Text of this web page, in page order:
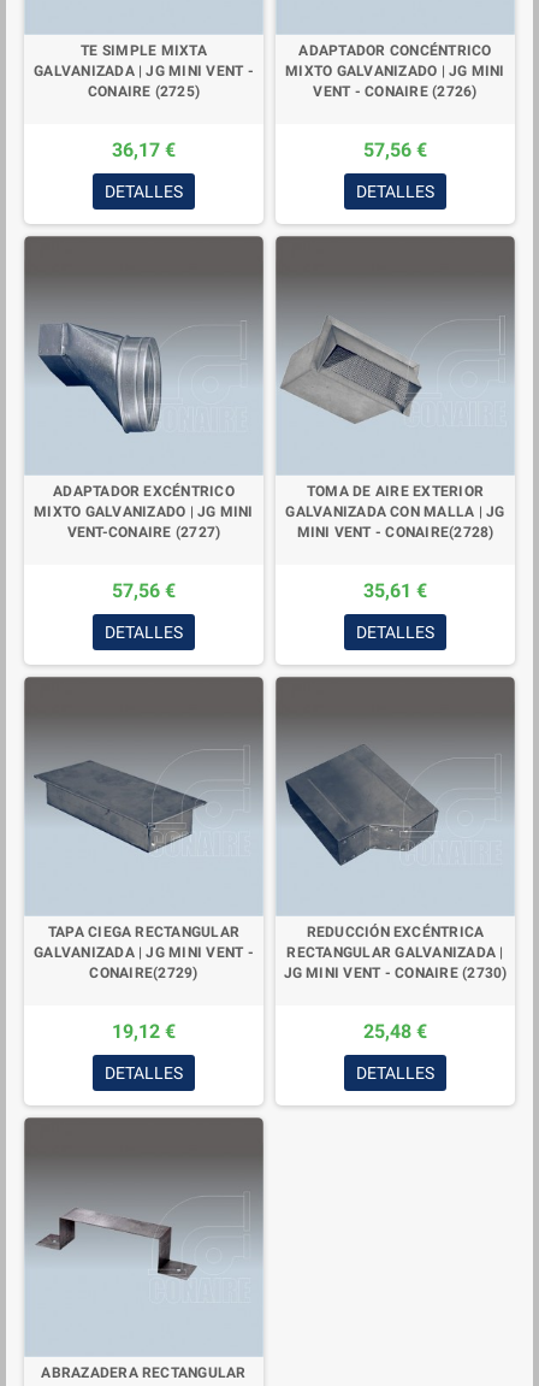
TE SIMPLE MIXTA
GALVANIZADA | JG MINI VENT -
CONAIRE (2725)
36,17 €
DETALLES
ADAPTADOR CONCÉNTRICO
MIXTO GALVANIZADO | JG MINI
VENT - CONAIRE (2726)
57,56 €
DETALLES
ADAPTADOR EXCÉNTRICO
MIXTO GALVANIZADO | JG MINI
VENT-CONAIRE (2727)
57,56 €
DETALLES
TOMA DE AIRE EXTERIOR
GALVANIZADA CON MALLA | JG
MINI VENT - CONAIRE(2728)
35,61 €
DETALLES
TAPA CIEGA RECTANGULAR
GALVANIZADA | JG MINI VENT -
CONAIRE(2729)
19,12 €
DETALLES
REDUCCIÓN EXCÉNTRICA
RECTANGULAR GALVANIZADA |
JG MINI VENT - CONAIRE (2730)
25,48 €
DETALLES
ABRAZADERA RECTANGULAR